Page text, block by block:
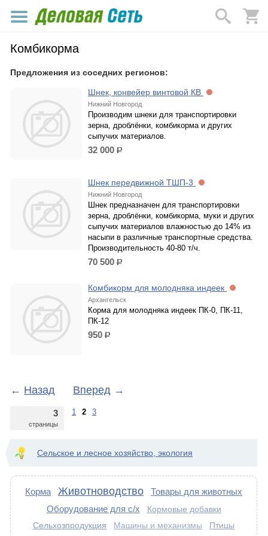
Комбикорма
Предложения из соседних регионов:
Шнек, конвейер винтовой КВ
Нижний Новгород
Производим шнеки для транспортировки
зерна, дроблёнки, комбикорма и других
сыпучих материалов.
32 000 р.
Шнек передвижной ТШП-3
Нижний Новгород
Шнек предназначен для транспортировки
зерна, дроблёнки, комбикорма, муки и других
сыпучих материалов влажностью до 14% из
насыпи в различные транспортные средства.
Производительность 40-80 т/ч.
70 500 р.
Комбикорм для молодняка индеек
Архангельск
Корма для молодняка индеек ПК-0, ПК-11,
ПК-12
950 р.
← Назад Вперед →
3
страницы
1 2 3
Сельское и лесное хозяйство, экология
Корма Животноводство
Товары для животных
Оборудование для с/х
Кормовые добавки
Сельхозпродукция
Машины и механизмы Птицы